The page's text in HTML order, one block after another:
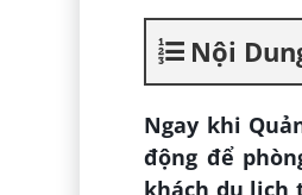
Nội
Ngay khi
động để
khách du lịch